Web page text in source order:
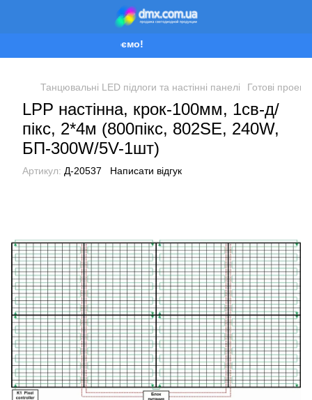
Ми працюємо!
Танцювальні LED підлоги та настінні панелі Готові
LPP настінна, крок-100мм, 1св-д/
пікс, 2*4м (800пікс, 802SE, 240W,
БП-300W/5V-1шт)
Артикул: Д-20537 Написати відгук